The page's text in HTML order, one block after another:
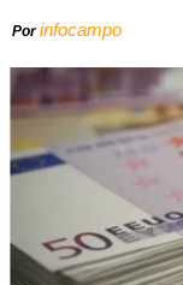
Porinfocampo